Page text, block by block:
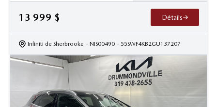
13 999 $ Détails
Infiniti de Sherbrooke - NIS00490 - 55SWF4KB2GU137207